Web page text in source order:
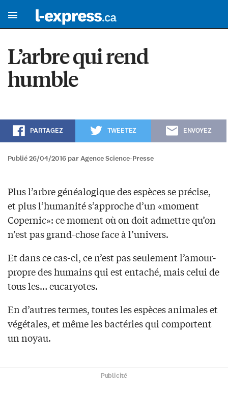
L’arbre qui rend
humble
PARTAGEZ TWEETEZ ENVOYEZ
Publié 26/04/2016 par Agence Science-Presse
Plus l’arbre généalogique des espèces se précise,
et plus l’humanité s’approche d’un «moment
Copernic»: ce moment où on doit admettre qu’on
n’est pas grand-chose face à l’univers.
Et dans ce cas-ci, ce n’est pas seulement l’amour-
propre des humains qui est entaché, mais celui de
tous les… eucaryotes.
En d’autres termes, toutes les espèces animales et
végétales, et même les bactéries qui comportent
un noyau.
Publicité